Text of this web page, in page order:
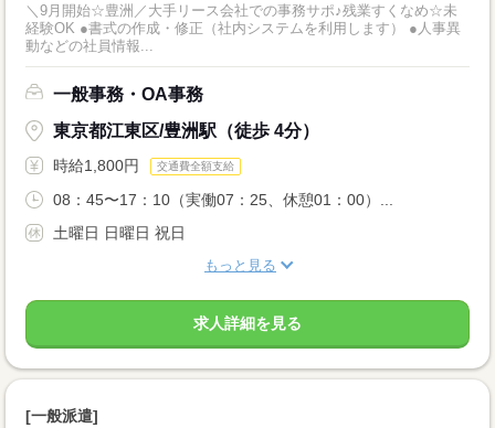
＼9月開始☆豊洲／大手リース会社での事務サポ♪残業すくなめ☆未
経験OK ●書式の作成・修正（社内システムを利用します） ●人事異
動などの社員情報...
一般事務・OA事務
東京都江東区/豊洲駅（徒歩 4分）
時給1,800円 交通費全額支給
08：45〜17：10（実働07：25、休憩01：00）...
土曜日 日曜日 祝日
もっと見る
求人詳細を見る
[一般派遣]